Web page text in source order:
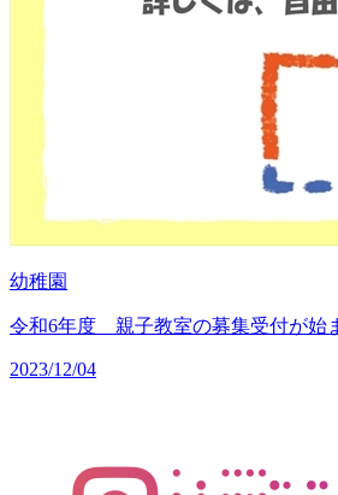
幼稚園
令和6年度 親子教室の募集受付が始
2023/12/04